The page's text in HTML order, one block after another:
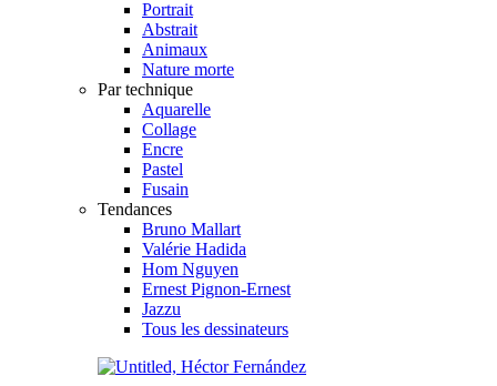
Portrait
Abstrait
Animaux
Nature morte
Par technique
Aquarelle
Collage
Encre
Pastel
Fusain
Tendances
Bruno Mallart
Valérie Hadida
Hom Nguyen
Ernest Pignon-Ernest
Jazzu
Tous les dessinateurs